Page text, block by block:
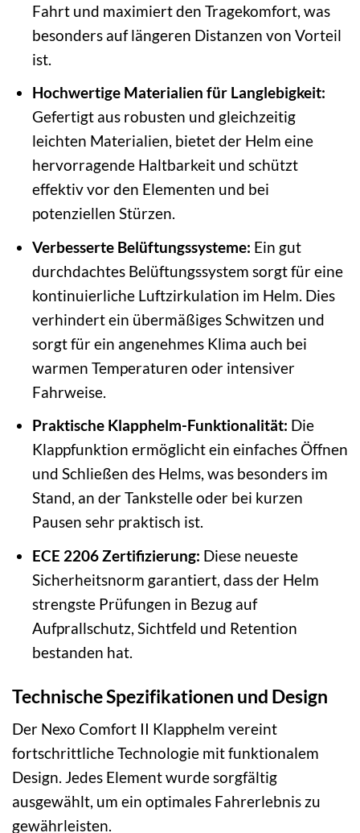
Fahrt und maximiert den Tragekomfort, was
besonders auf längeren Distanzen von Vorteil
ist.
Hochwertige Materialien für Langlebigkeit:
Gefertigt aus robusten und gleichzeitig
leichten Materialien, bietet der Helm eine
hervorragende Haltbarkeit und schützt
effektiv vor den Elementen und bei
potenziellen Stürzen.
Verbesserte Belüftungssysteme: Ein gut
durchdachtes Belüftungssystem sorgt für eine
kontinuierliche Luftzirkulation im Helm. Dies
verhindert ein übermäßiges Schwitzen und
sorgt für ein angenehmes Klima auch bei
warmen Temperaturen oder intensiver
Fahrweise.
Praktische Klapphelm-Funktionalität: Die
Klappfunktion ermöglicht ein einfaches Öffnen
und Schließen des Helms, was besonders im
Stand, an der Tankstelle oder bei kurzen
Pausen sehr praktisch ist.
ECE 2206 Zertifizierung: Diese neueste
Sicherheitsnorm garantiert, dass der Helm
strengste Prüfungen in Bezug auf
Aufprallschutz, Sichtfeld und Retention
bestanden hat.
Technische Spezifikationen und Design
Der Nexo Comfort II Klapphelm vereint
fortschrittliche Technologie mit funktionalem
Design. Jedes Element wurde sorgfältig
ausgewählt, um ein optimales Fahrerlebnis zu
gewährleisten.